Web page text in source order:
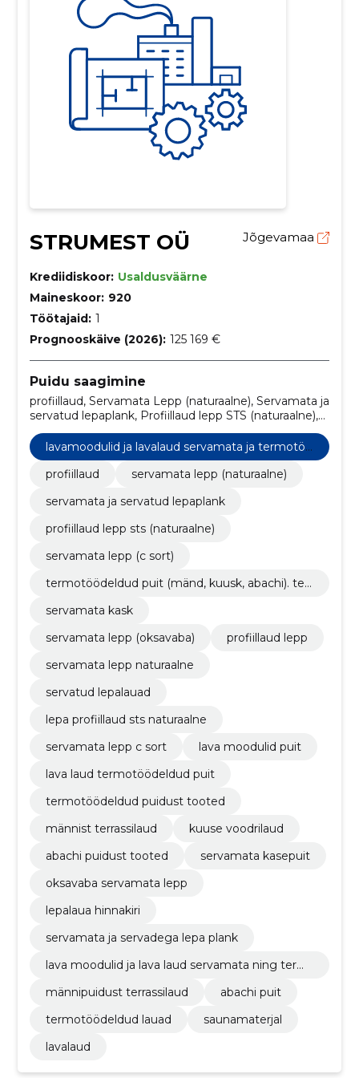
STRUMEST OÜ Jõgevamaa
Krediidiskoor: Usaldusväärne
Maineskoor: 920
Töötajaid: 1
Prognooskäive (2026): 125 169 €
Puidu saagimine
profiillaud, Servamata Lepp (naturaalne), Servamata ja
servatud lepaplank, Profiillaud lepp STS (naturaalne),
Servamata lepp (C sort), Lavamoodulid ja lavalaud
servamata ja termotöödeldud puidust,
Termotöödeldud puit (Mänd, Kuusk, Abachi).
Terrassilaud, voodrilaud jne., Servamata kask,
lavamoodulid ja lavalaud servamata ja termotöö
deldud puidust
profiillaud
servamata lepp (naturaalne)
servamata ja servatud lepaplank
profiillaud lepp sts (naturaalne)
servamata lepp (c sort)
termotöödeldud puit (mänd, kuusk, abachi). terr
servamata kask
servamata lepp (oksavaba)
profiillaud lepp
servamata lepp naturaalne
servatud lepalauad
lepa profiillaud sts naturaalne
servamata lepp c sort
lava moodulid puit
lava laud termotöödeldud puit
termotöödeldud puidust tooted
männist terrassilaud
kuuse voodrilaud
abachi puidust tooted
servamata kasepuit
oksavaba servamata lepp
lepalaua hinnakiri
servamata ja servadega lepa plank
lava moodulid ja lava laud servamata ning term
männipuidust terrassilaud
abachi puit
termotöödeldud lauad
saunamaterjal
lavalaud